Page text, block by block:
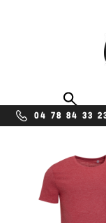
04 78 84 33